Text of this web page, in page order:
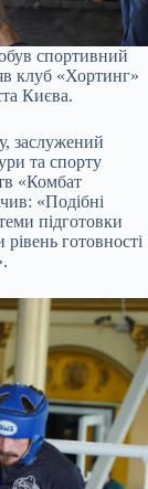
спортивний
клуб «Хортинг»
Києва.
заслужений
та спорту
«Комбат
«Подібні
підготовки
готовності